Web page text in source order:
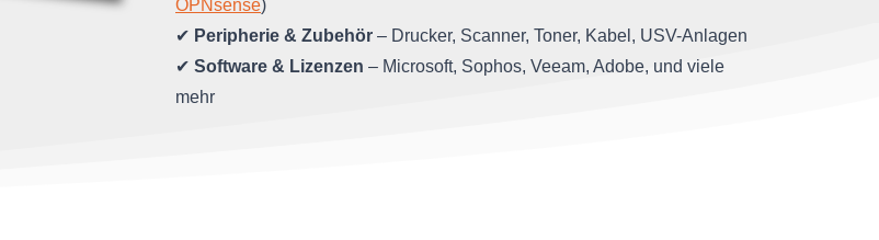
OPNsense)
✔ Peripherie & Zubehör – Drucker, Scanner, Toner, Kabel, USV-Anlagen
✔ Software & Lizenzen – Microsoft, Sophos, Veeam, Adobe, und viele
mehr